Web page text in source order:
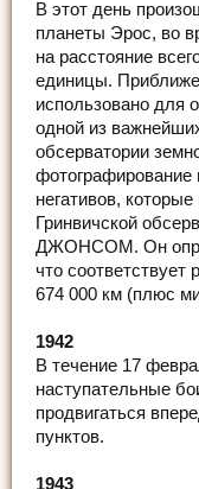
В этот день
планеты Эрос, во
на расстояние
единицы.
использовано для
одной из
обсерватории
фотографирование
негативов,
Гринвичской
ДЖОНСОМ. Он
что
674 000 км (плюс
1942
В течение 17
наступательные
продвигаться
пунктов.
1943